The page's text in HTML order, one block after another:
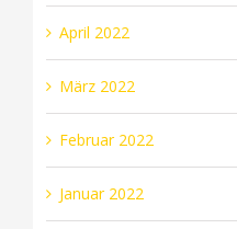
April 2022
März 2022
Februar 2022
Januar 2022